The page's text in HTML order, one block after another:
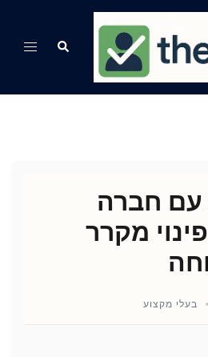
Search
Toggle
עם חברה
מקרר
בעלי מקצוע